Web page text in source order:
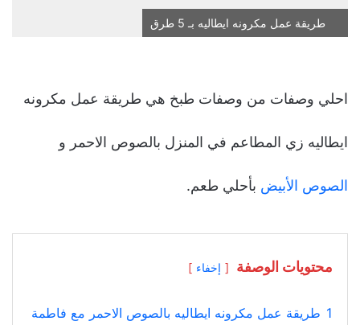
طريقة عمل مكرونه ايطاليه بـ 5 طرق
احلي وصفات من وصفات طبخ هي طريقة عمل مكرونه
ايطاليه زي المطاعم في المنزل بالصوص الاحمر و
الصوص الأبيض بأحلي طعم.
محتويات الوصفة إخفاء
1 طريقة عمل مكرونه ايطاليه بالصوص الاحمر مع فاطمة